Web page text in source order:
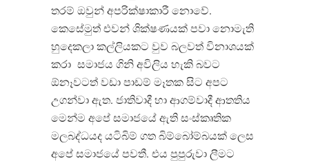
තරම් ඔවුන් අපරික්ෂාකාරී නොවේ.
කෙසේමුත් එවන් ශික්ෂණයක් පවා නොමැති
හුදෙකලා කල්ලියකට වුව බලවත් විනාශයක්
කරා සමාජය ගිනි අවිලිය හැකි බවට
ඕනෑවටත් වඩා පාඩම් මෑතක සිට අපට
උගන්වා ඇත. ජාතිවාදී හා ආගම්වාදී ආතතිය
මෙන්ම අපේ සමාජයේ ඇති සංස්කෘතික
මලබද්ධයද යටිබිම් ගත බිම්බෝම්බයක් ලෙස
අපේ සමාජයේ පවතී. එය පුපුරුවා ලීමට